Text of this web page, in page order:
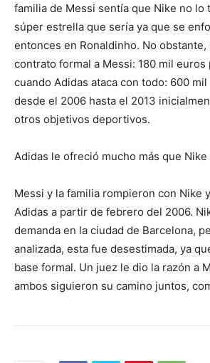
familia de Messi sentía que Nike no lo
súper estrella que sería ya que se
entonces en Ronaldinho. No
contrato formal a Messi: 180 mil euros
cuando Adidas ataca con todo: 600
desde el 2006 hasta el 2013
otros objetivos deportivos.
Adidas le ofreció mucho más que Nike
Messi y la familia rompieron con Nike
Adidas a partir de febrero del 2006.
demanda en la ciudad de Barcelona,
analizada, esta fue desestimada, ya
base formal. Un juez le dio la razón a
ambos siguieron su camino juntos,